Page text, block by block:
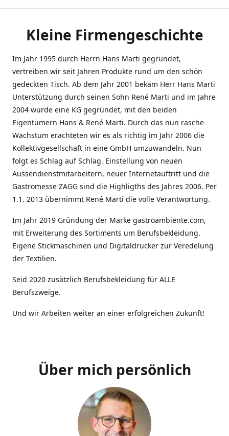
Kleine Firmengeschichte
Im Jahr 1995 durch Herrn Hans Marti gegründet,
vertreiben wir seit Jahren Produkte rund um den schön
gedeckten Tisch. Ab dem Jahr 2001 bekam Herr Hans Marti
Unterstützung durch seinen Sohn René Marti und im Jahre
2004 wurde eine KG gegründet, mit den beiden
Eigentümern Hans & René Marti. Durch das nun rasche
Wachstum erachteten wir es als richtig im Jahr 2006 die
Kollektivgesellschaft in eine GmbH umzuwandeln. Nun
folgt es Schlag auf Schlag. Einstellung von neuen
Aussendienstmitarbeitern, neuer Internetauftritt und die
Gastromesse ZAGG sind die Highligths des Jahres 2006. Per
1.1. 2013 übernimmt René Marti die volle Verantwortung.
Im Jahr 2019 Gründung der Marke gastroambiente.com,
mit Erweiterung des Sortiments um Berufsbekleidung.
Eigene Stickmaschinen und Digitaldrucker zur Veredelung
der Textilien.
Seid 2020 zusätzlich Berufsbekleidung für ALLE
Berufszweige.
Und wir Arbeiten weiter an einer erfolgreichen Zukunft!
Über mich persönlich